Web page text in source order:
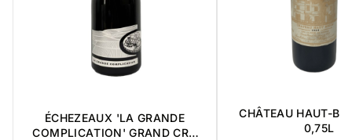
ÉCHEZEAUX 'LA GRANDE
COMPLICATION' GRAND CRU
CHÂTEAU HAUT-
0,75L